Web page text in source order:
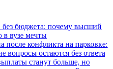
бюджета: почему высший
в вузе мечты
после конфликта на парковке:
вопросы остаются без ответа
станут больше, но